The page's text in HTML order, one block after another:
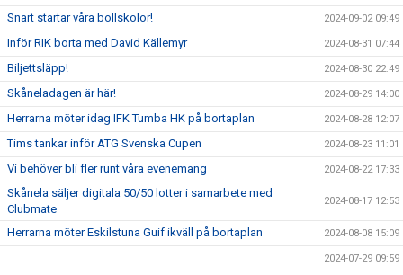
Snart startar våra bollskolor! 2024-09-02 09:49
Inför RIK borta med David Källemyr 2024-08-31 07:44
Biljettsläpp! 2024-08-30 22:49
Skåneladagen är här! 2024-08-29 14:00
Herrarna möter idag IFK Tumba HK på bortaplan 2024-08-28 12:07
Tims tankar inför ATG Svenska Cupen 2024-08-23 11:01
Vi behöver bli fler runt våra evenemang 2024-08-22 17:33
Skånela säljer digitala 50/50 lotter i samarbete med
Clubmate
2024-08-17 12:53
Herrarna möter Eskilstuna Guif ikväll på bortaplan 2024-08-08 15:09
2024-07-29 09:59